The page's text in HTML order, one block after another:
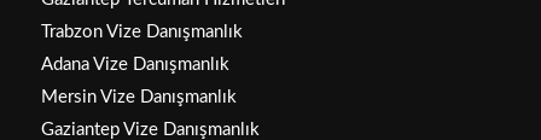
Trabzon Vize Danışmanlık
Adana Vize Danışmanlık
Mersin Vize Danışmanlık
Gaziantep Vize Danışmanlık